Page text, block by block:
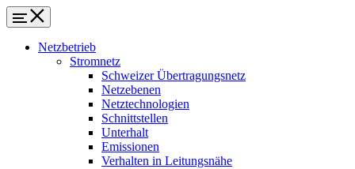
Netzbetrieb
Stromnetz
Schweizer Übertragungsnetz
Netzebenen
Netztechnologien
Schnittstellen
Unterhalt
Emissionen
Verhalten in Leitungsnähe